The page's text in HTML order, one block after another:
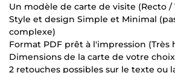
Un modèle de carte de visite (Recto /
Style et design Simple et Minimal
complexe)
Format PDF prêt à l'impression (Très
Dimensions de la carte de votre choix
2 retouches possibles sur le texte ou